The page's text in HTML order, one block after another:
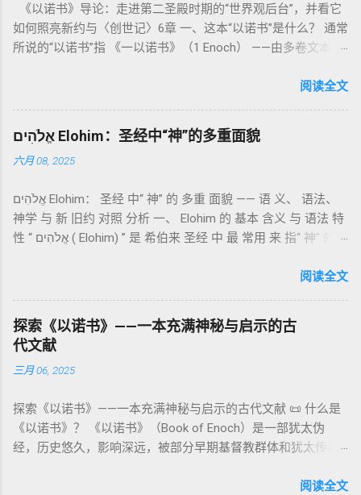
中活出“圣洁”。圣洁不仅是内心态度，更是生活方式。 二、献
祭制度：与神相交的通道 前七章详细描述五种祭： 燔祭
（olah）：全然献上，象征奉献与赎罪； 素祭 （minchah）：
团契的象征； 赎罪祭 （chatat）：针对无意之罪的遮盖； 赎愆
祭 （asham）：针对特定罪行的赔偿与赎回。 这些制度不是单
纯宗教仪式，而是 神提供给罪人恢复关系的方式 。 希伯来文
祂的子民得洁净并维系同在。 三、祭司制度与敬拜秩序 亚伦与
记》强调他们的洁净、服饰、行为都必须与神的圣洁相称。 祭
司是 圣所的看守者、律法的教导者与百姓的代求者 。他们的失
败（如拿答与亚比户擅献凡火）立刻带来神的审判（利10
限 第11–15章讲述关于食物、疾病（如大麻风）、体液等“洁净
与不洁”的律例。其目的不是为了迷信或隔离，而是建立 圣洁与
秩序感 ，帮助以色列人活在神的同在中。 “洁净”不是等同于“无
罪”，而是不妨碍与神交往的状态。圣所是神居住之地，进入必
16章描述每年一次的“赎罪日”（Yom Kippur），大祭司进入至
圣所，用血为圣所与百姓遮罪。 这是整卷《利未记》的神学中
心： 神愿意居住在人中间； 罪必须被遮盖才能维持这同在；
神主动提供遮罪之道（两个祭牲，特别是“为耶和华”的与“归于
亚撒泻勒”的）。 这预表...
《以诺书》导论：走进第二圣殿时期的“世界观后台”，并看它
如何照亮新约与〈创世记〉6章 一、这本“以诺书”是什么？ 通常
所说的“以诺书”指 《一以诺书》（1 Enoch） ——由多卷文本构
世纪），虽不在犹太/基督教主流正典之内（ 埃塞俄比亚正教
吉兹语（埃塞俄比亚语） 保存， 死海古卷 出土了多份 阿拉姆
语 残卷，另有 希腊文 片段，显示其广泛流传。 《一以诺书》
大体由五部分组成（作者与年代各异）： 《守望者之书》（1–
通婚、巨人（尼非利人）的出现，以及神对其囚禁与审判。
《比喻/相似喻之书》（37–71） ：频繁出现“ 那位人子/拣选
者/义者 ”，刻画末世审判与王权。 《天文之书》（72–82） ：
：以异象回顾以色列史并预示末世。 《以诺书信》（91–108）
：智慧训诫、“祸哉”、义人与恶人的结局等。 提示：另有《二
以诺书》（斯拉夫文）与《三以诺书》（希伯来文），属更晚
期以诺传统，不等同于《一以诺书》。 二、为什么重要？——
它是新约作者与读者共享的“语境词典” 1）新约中的直接/间接
呼应 犹大书14–15 几乎逐字引 1 Enoch 1:9（“主带着千万圣者
的“深渊囚禁”叙事共振。 彼后2:4 用“ 他他路斯 （Tartarus）”指
天使囚禁之所，贴近以诺传统语境。 福音书/启示录 中的“ 人子
来临与天使同来、坐在荣耀宝座审判列国 ”（太24–25；启1、
阅读全文
אֱלֹהִים Elohim：圣经中“神”的多重面貌
六月 08, 2025
אֱלֹהִים Elohim： 圣经 中“ 神” 的 多重 面貌 —— 语 义、 语法、
神学 与 新 旧约 对照 分析 一、 Elohim 的 基本 含义 与 语法 特
性 “ אֱלֹהִים ( Elohim) ” 是 希伯来 圣经 中 最 常用 来 指“ 神” 的
者”。 ✦ 语法 现象： Elohim 是 一个 复数 形式 （“- im” 后
世 记 1: 1）； 在 其他 语 境 中也 可 用于 复数 意义， 如 指 多
神、 属 灵 存在、 审判 官 等； 因此， 需 借助 上下文 判断 语
义 和 神学 定位 。 二、 希伯来 圣经 中 Elohim 的 主要 用法 与
示例 分类 类型 用法 说明 示例 经文 含义 1. 真神 指 以色列 的
所 崇拜 的 神祇 出 20: 3 假 神/ 偶像（ gods） 3. 属 灵 存在
神 的 众 子、 天使、 神圣 议会 成员 诗 82: 1, 申 32: 8– 9
神圣 存在（ divine beings） 4. 法官 被 委托 施行 神 审判者 出
权 代表 受托 执行 神 旨意 的 人（ 如 摩西） 出 7: 1 神 的 代言
阅读全文
探索《以诺书》——一本充满神秘与启示的古
代文献
三月 06, 2025
探索《以诺书》——一本充满神秘与启示的古代文献 📜 什么是
《以诺书》？ 《以诺书》（Book of Enoch）是一部犹太伪
经，历史悠久，影响深远，被部分早期基督教群体和犹太传统
的曾祖父——的名义写成，包含大量关于天使、堕落、审判和弥
阅读全文